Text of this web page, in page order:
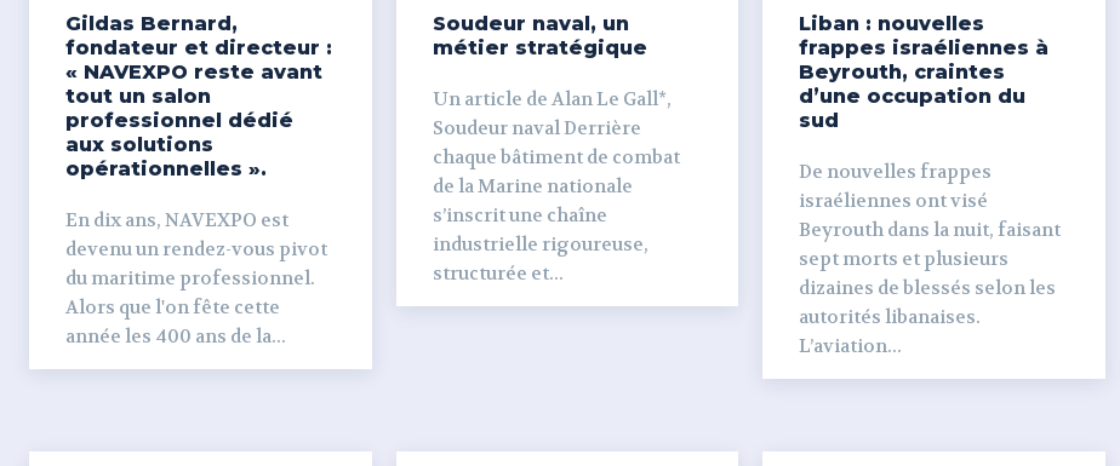
Gildas Bernard,
fondateur et directeur :
« NAVEXPO reste avant
tout un salon
professionnel dédié
aux solutions
opérationnelles ».
En dix ans, NAVEXPO est
devenu un rendez-vous pivot
du maritime professionnel.
Alors que l'on fête cette
année les 400 ans de la...
Soudeur naval, un
métier stratégique
Un article de Alan Le Gall*,
Soudeur naval Derrière
chaque bâtiment de combat
de la Marine nationale
s’inscrit une chaîne
industrielle rigoureuse,
structurée et...
Liban : nouvelles
frappes israéliennes à
Beyrouth, craintes
d’une occupation du
sud
De nouvelles frappes
israéliennes ont visé
Beyrouth dans la nuit, faisant
sept morts et plusieurs
dizaines de blessés selon les
autorités libanaises.
L’aviation...